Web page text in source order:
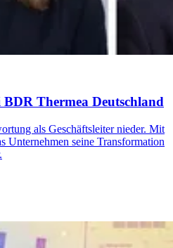
Thermea Deutschland
als Geschäftsleiter nieder. Mit
Unternehmen seine Transformation